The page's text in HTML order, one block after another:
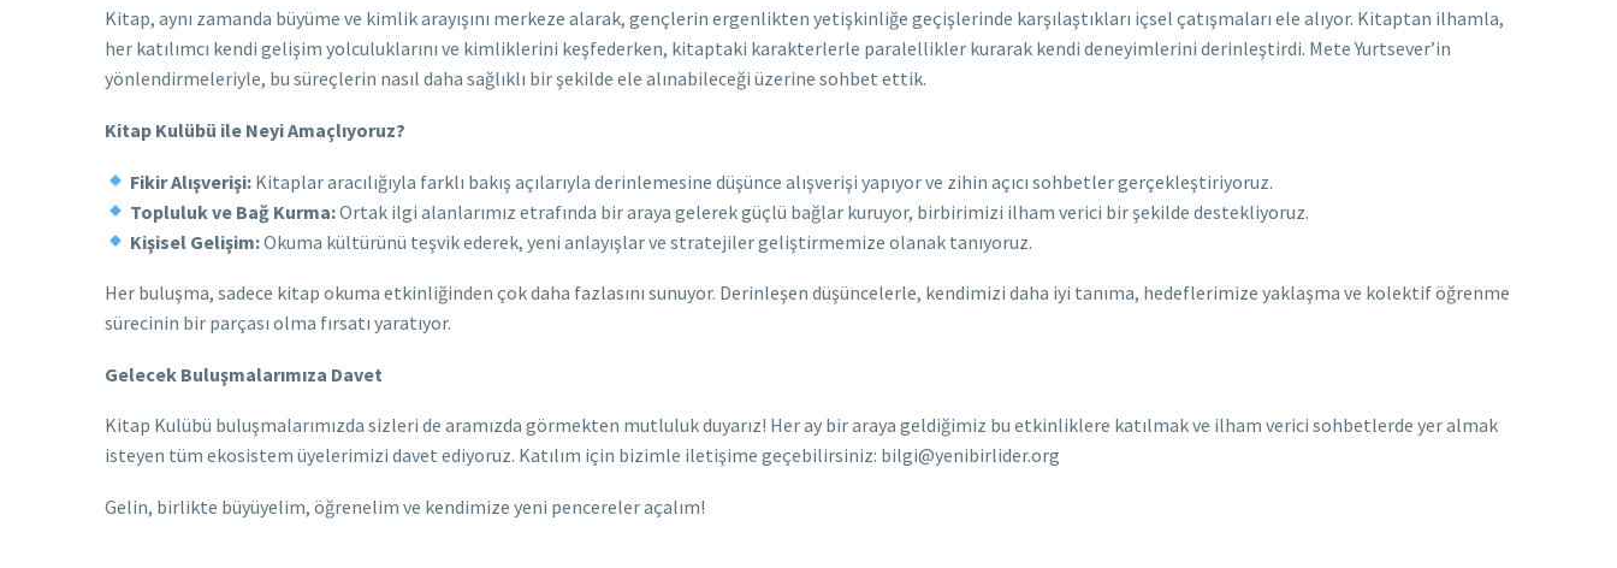
Kitap, aynı zamanda büyüme ve kimlik arayışını merkeze alarak, gençlerin ergenlikten yetişkinliğe geçişlerinde karşılaştıkları içsel çatışmaları ele alıyor. Kitaptan ilhamla,
her katılımcı kendi gelişim yolculuklarını ve kimliklerini keşfederken, kitaptaki karakterlerle paralellikler kurarak kendi deneyimlerini derinleştirdi. Mete Yurtsever’in
yönlendirmeleriyle, bu süreçlerin nasıl daha sağlıklı bir şekilde ele alınabileceği üzerine sohbet ettik.
Kitap Kulübü ile Neyi Amaçlıyoruz?
Fikir Alışverişi: Kitaplar aracılığıyla farklı bakış açılarıyla derinlemesine düşünce alışverişi yapıyor ve zihin açıcı sohbetler gerçekleştiriyoruz.
Topluluk ve Bağ Kurma:Ortak ilgi alanlarımız etrafında bir araya gelerek güçlü bağlar kuruyor, birbirimizi ilham verici bir şekilde destekliyoruz.
Kişisel Gelişim:Okuma kültürünü teşvik ederek, yeni anlayışlar ve stratejiler geliştirmemize olanak tanıyoruz.
Her buluşma, sadece kitap okuma etkinliğinden çok daha fazlasını sunuyor. Derinleşen düşüncelerle, kendimizi daha iyi tanıma, hedeflerimize yaklaşma ve kolektif öğrenme
sürecinin bir parçası olma fırsatı yaratıyor.
Gelecek Buluşmalarımıza Davet
Kitap Kulübü buluşmalarımızda sizleri de aramızda görmekten mutluluk duyarız! Her ay bir araya geldiğimiz bu etkinliklere katılmak ve ilham verici sohbetlerde yer almak
isteyen tüm ekosistem üyelerimizi davet ediyoruz. Katılım için bizimle iletişime geçebilirsiniz: bilgi@yenibirlider.org
Gelin, birlikte büyüyelim, öğrenelim ve kendimize yeni pencereler açalım!